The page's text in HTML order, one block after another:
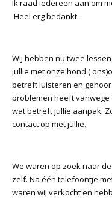
Ik raad iedereen aan om
Heel erg bedankt.
Wij hebben nu twee
jullie met onze hond (
betreft luisteren en
problemen heeft
wat betreft jullie aanpak.
contact op met jullie.
We waren op zoek naar
zelf. Na één telefoontje
waren wij verkocht en